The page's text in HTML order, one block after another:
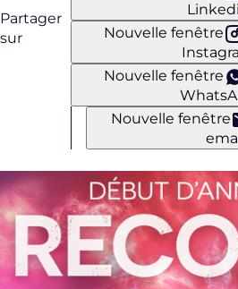
Partager
sur
Nouvelle fenêtre
Nouvelle fenêtre
Nouvelle fenêtre